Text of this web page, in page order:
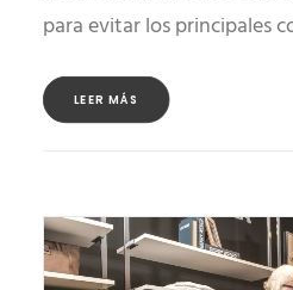
para evitar los principales
LEER MÁS